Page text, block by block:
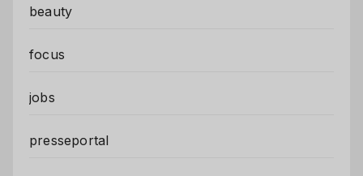
beauty
focus
jobs
presseportal